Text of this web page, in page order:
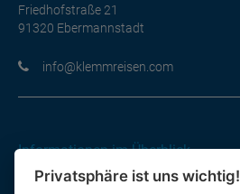
Friedhofstraße 21
91320 Ebermannstadt
moc.nesiermmelk@ofni
Informationen im Überblick
Gutscheine
Privatsphäre ist uns wichtig!